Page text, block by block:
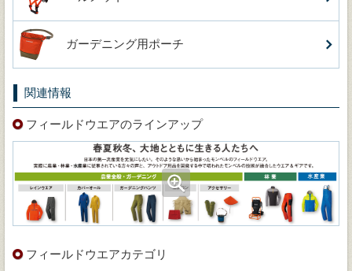
ガーデニング用ポーチ
関連情報
フィールドウエアのラインアップ
フィールドウエアカテゴリ